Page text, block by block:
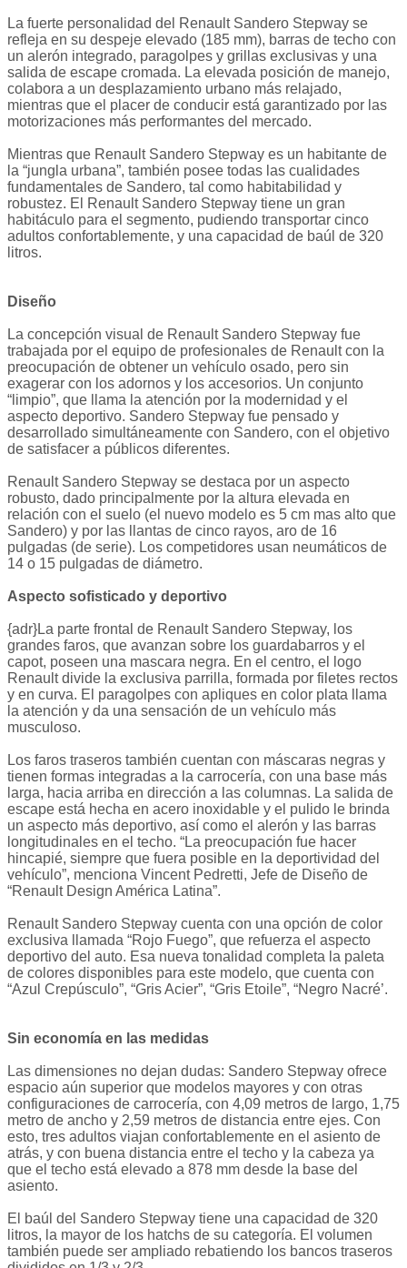
La fuerte personalidad del Renault Sandero Stepway se
refleja en su despeje elevado (185 mm), barras de techo con
un alerón integrado, paragolpes y grillas exclusivas y una
salida de escape cromada. La elevada posición de manejo,
colabora a un desplazamiento urbano más relajado,
mientras que el placer de conducir está garantizado por las
motorizaciones más performantes del mercado.
Mientras que Renault Sandero Stepway es un habitante de
la “jungla urbana”, también posee todas las cualidades
fundamentales de Sandero, tal como habitabilidad y
robustez. El Renault Sandero Stepway tiene un gran
habitáculo para el segmento, pudiendo transportar cinco
adultos confortablemente, y una capacidad de baúl de 320
litros.
Diseño
La concepción visual de Renault Sandero Stepway fue
trabajada por el equipo de profesionales de Renault con la
preocupación de obtener un vehículo osado, pero sin
exagerar con los adornos y los accesorios. Un conjunto
“limpio”, que llama la atención por la modernidad y el
aspecto deportivo. Sandero Stepway fue pensado y
desarrollado simultáneamente con Sandero, con el objetivo
de satisfacer a públicos diferentes.
Renault Sandero Stepway se destaca por un aspecto
robusto, dado principalmente por la altura elevada en
relación con el suelo (el nuevo modelo es 5 cm mas alto que
Sandero) y por las llantas de cinco rayos, aro de 16
pulgadas (de serie). Los competidores usan neumáticos de
14 o 15 pulgadas de diámetro.
Aspecto sofisticado y deportivo
{adr}La parte frontal de Renault Sandero Stepway, los
grandes faros, que avanzan sobre los guardabarros y el
capot, poseen una mascara negra. En el centro, el logo
Renault divide la exclusiva parrilla, formada por filetes rectos
y en curva. El paragolpes con apliques en color plata llama
la atención y da una sensación de un vehículo más
musculoso.
Los faros traseros también cuentan con máscaras negras y
tienen formas integradas a la carrocería, con una base más
larga, hacia arriba en dirección a las columnas. La salida de
escape está hecha en acero inoxidable y el pulido le brinda
un aspecto más deportivo, así como el alerón y las barras
longitudinales en el techo. “La preocupación fue hacer
hincapié, siempre que fuera posible en la deportividad del
vehículo”, menciona Vincent Pedretti, Jefe de Diseño de
“Renault Design América Latina”.
Renault Sandero Stepway cuenta con una opción de color
exclusiva llamada “Rojo Fuego”, que refuerza el aspecto
deportivo del auto. Esa nueva tonalidad completa la paleta
de colores disponibles para este modelo, que cuenta con
“Azul Crepúsculo”, “Gris Acier”, “Gris Etoile”, “Negro Nacré’.
Sin economía en las medidas
Las dimensiones no dejan dudas: Sandero Stepway ofrece
espacio aún superior que modelos mayores y con otras
configuraciones de carrocería, con 4,09 metros de largo, 1,75
metro de ancho y 2,59 metros de distancia entre ejes. Con
esto, tres adultos viajan confortablemente en el asiento de
atrás, y con buena distancia entre el techo y la cabeza ya
que el techo está elevado a 878 mm desde la base del
asiento.
El baúl del Sandero Stepway tiene una capacidad de 320
litros, la mayor de los hatchs de su categoría. El volumen
también puede ser ampliado rebatiendo los bancos traseros